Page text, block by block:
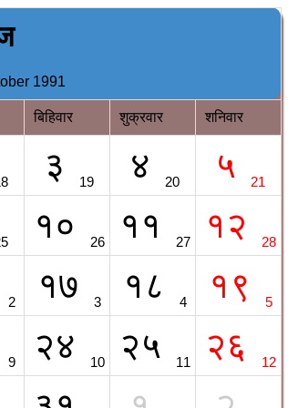
1991
बिहिवार शुक्रवार शनिवार
३ 19 ४ 20 ५ 21
१० 26 ११ 27 १२ 28
2 १७ 3 १८ 4 १९ 5
9 २४ 10 २५ 11 २६ 12